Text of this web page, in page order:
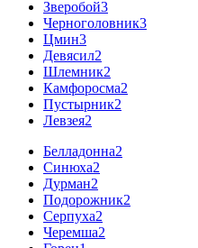
Зверобой3
Черноголовник3
Цмин3
Девясил2
Шлемник2
Камфоросма2
Пустырник2
Левзея2
Белладонна2
Синюха2
Дурман2
Подорожник2
Серпуха2
Черемша2